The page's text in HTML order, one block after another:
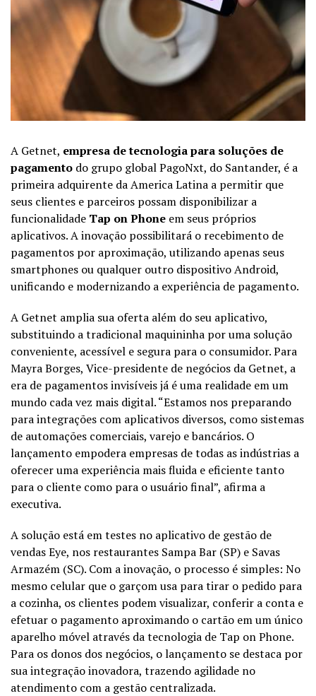
A Getnet, empresa de tecnologia para soluções de
pagamento do grupo global PagoNxt, do Santander, é a
primeira adquirente da America Latina a permitir que
seus clientes e parceiros possam disponibilizar a
funcionalidade Tap on Phone em seus próprios
aplicativos. A inovação possibilitará o recebimento de
pagamentos por aproximação, utilizando apenas seus
smartphones ou qualquer outro dispositivo Android,
unificando e modernizando a experiência de pagamento.
A Getnet amplia sua oferta além do seu aplicativo,
substituindo a tradicional maquininha por uma solução
conveniente, acessível e segura para o consumidor. Para
Mayra Borges, Vice-presidente de negócios da Getnet, a
era de pagamentos invisíveis já é uma realidade em um
mundo cada vez mais digital. “Estamos nos preparando
para integrações com aplicativos diversos, como sistemas
de automações comerciais, varejo e bancários. O
lançamento empodera empresas de todas as indústrias a
oferecer uma experiência mais fluida e eficiente tanto
para o cliente como para o usuário final”, afirma a
executiva.
A solução está em testes no aplicativo de gestão de
vendas Eye, nos restaurantes Sampa Bar (SP) e Savas
Armazém (SC). Com a inovação, o processo é simples: No
mesmo celular que o garçom usa para tirar o pedido para
a cozinha, os clientes podem visualizar, conferir a conta e
efetuar o pagamento aproximando o cartão em um único
aparelho móvel através da tecnologia de Tap on Phone.
Para os donos dos negócios, o lançamento se destaca por
sua integração inovadora, trazendo agilidade no
atendimento com a gestão centralizada.